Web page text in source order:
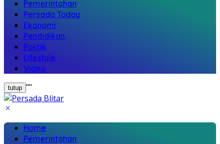
Pemerintahan
Persada Today
Ekonomi
Pendidikan
Politik
Lifestyle
Video
tutup ""
Home
Pemerintahan